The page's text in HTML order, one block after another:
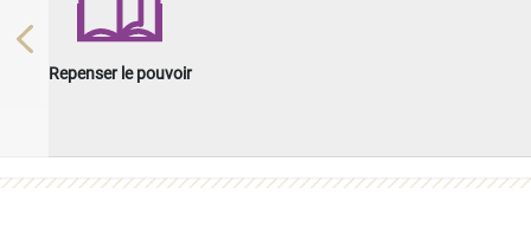
Repenser le pouvoir
Previous